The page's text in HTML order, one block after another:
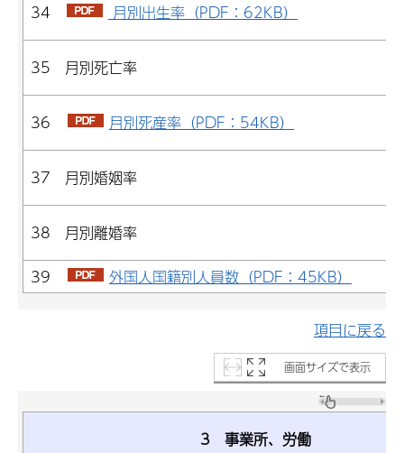
34
月別出生率（PDF：62KB）
35 月別死亡率
36 月別死産率（PDF：54KB）
37 月別婚姻率
38 月別離婚率
39
外国人国籍別人員数（PDF：45KB）
項目に戻る
画面サイズで表示
3 事業所、労働